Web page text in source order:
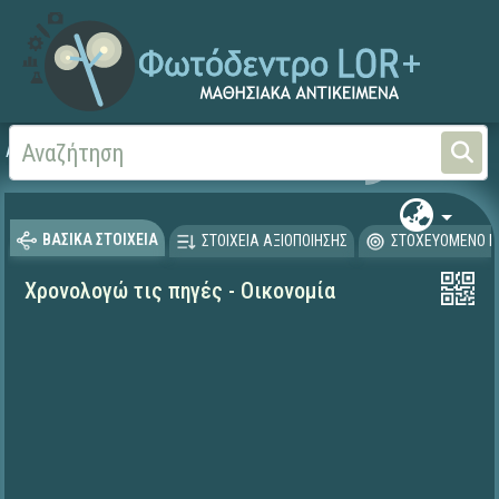
Αρχική
ΒΑΣΙΚΑ ΣΤΟΙΧΕΙΑ ΣΤΟΙΧΕΙΑ ΑΞΙΟΠΟΙΗΣΗΣ ΣΤΟΧΕΥΟΜΕΝΟ
Χρονολογώ τις πηγές - Οικονομία